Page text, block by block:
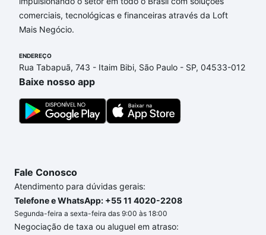
com nossas opções de financiamento imobiliário as
parcelas podem se adequar ao seu orçamento. Se
processo de compra, veja em nosso portal
custa comprar um apartamento e conte com a
gente para comprar o imóvel dos seus sonhos com
segurança e conforto. Loft, com você até as
chaves.
comerciais, tecnológicas e financeiras através da Loft
Mais Negócio.
ENDEREÇO
Rua Tabapuã, 743 - Itaim Bibi, São Paulo - SP, 04533-012
Baixe nosso app
Fale Conosco
Atendimento para dúvidas gerais:
Telefone e WhatsApp: +55 11 4020-2208
Segunda-feira a sexta-feira das 9:00 às 18:00
Negociação de taxa ou aluguel em atraso: